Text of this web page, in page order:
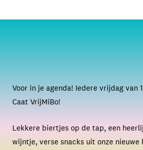
Voor in je agenda! Iedere vrijdag van
Caat VrijMiBo!
Lekkere biertjes op de tap, een
wijntje, verse snacks uit onze nieuwe